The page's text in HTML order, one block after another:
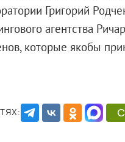
Григорий
агентства
которые